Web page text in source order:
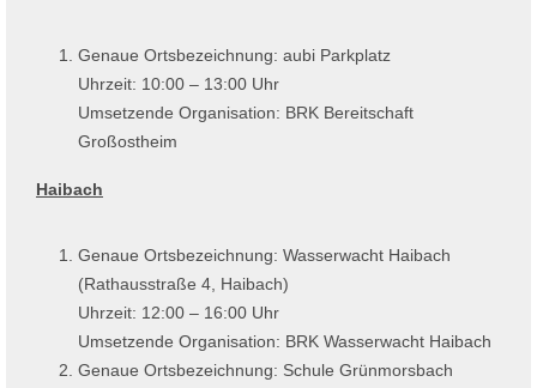
Genaue Ortsbezeichnung: aubi Parkplatz
Uhrzeit: 10:00 – 13:00 Uhr
Umsetzende Organisation: BRK Bereitschaft
Großostheim
Haibach
Genaue Ortsbezeichnung: Wasserwacht Haibach
(Rathausstraße 4, Haibach)
Uhrzeit: 12:00 – 16:00 Uhr
Umsetzende Organisation: BRK Wasserwacht Haibach
Genaue Ortsbezeichnung: Schule Grünmorsbach